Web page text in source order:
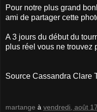
Pour notre plus grand
ami de partager cette
A 3 jours du début du
plus réel vous ne trouvez
Source Cassandra Clare
martange à vendredi, août